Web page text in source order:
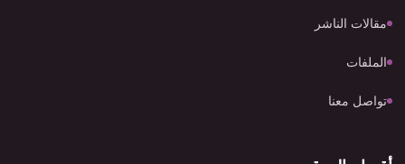
مقالات الناشر
الملفات
تواصل معنا